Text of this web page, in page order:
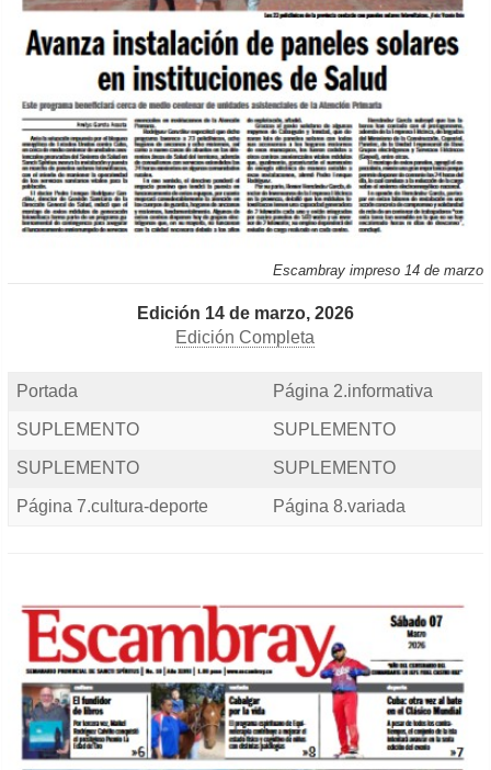
Escambray impreso 14 de marzo
Edición 14 de marzo, 2026
Edición Completa
Portada Página 2.informativa
SUPLEMENTO SUPLEMENTO
SUPLEMENTO SUPLEMENTO
Página 7.cultura-deporte Página 8.variada